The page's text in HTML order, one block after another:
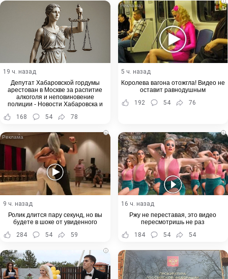
19 ч. назад
Депутат Хабаровской гордумы
арестован в Москве за распитие
алкоголя и неповиновение
полиции - Новости Хабаровска и
168 54 78
5 ч. назад
Королева вагона отожгла! Видео не
оставит равнодушным
192
54 76
i
9 ч. назад
Ролик длится пару секунд, но вы
будете в шоке от увиденного
284
54 59
i
16 ч. назад
Ржу не переставая, это видео
пересмотришь не раз
184
54 54
i